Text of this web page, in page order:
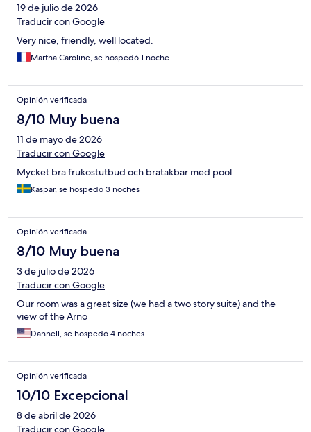
19 de julio de 2026
Traducir con Google
Very nice, friendly, well located.
Martha Caroline, se hospedó 1 noche
Opinión verificada
8/10 Muy buena
11 de mayo de 2026
Traducir con Google
Mycket bra frukostutbud och bratakbar med pool
Kaspar, se hospedó 3 noches
Opinión verificada
8/10 Muy buena
3 de julio de 2026
Traducir con Google
Our room was a great size (we had a two story suite) and the
view of the Arno
Dannell, se hospedó 4 noches
Opinión verificada
10/10 Excepcional
8 de abril de 2026
Traducir con Google